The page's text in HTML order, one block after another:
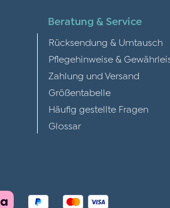
Beratung & Service
Rücksendung & Umtausch
Pflegehinweise &
Zahlung und Versand
Größentabelle
Häufig gestellte Fragen
Glossar